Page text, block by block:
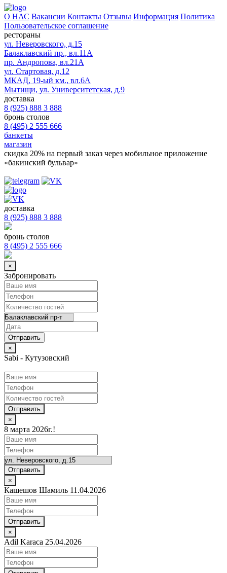
О НАС Вакансии Контакты Отзывы Информация Политика
Пользовательское соглашение
рестораны
ул. Неверовского, д.15
Балаклавский пр., вл.11А
пр. Андропова, вл.21А
ул. Стартовая, д.12
МКАД, 19-ый км., вл.6А
Мытищи, ул. Университетская, д.9
доставка
8 (925) 888 3 888
бронь столов
8 (495) 2 555 666
банкеты
магазин
скидка 20% на первый заказ через мобильное приложение
«бакинский бульвар»
доставка
8 (925) 888 3 888
бронь столов
8 (495) 2 555 666
×
Забронировать
×
Sabi - Кутузовский
Отправить
×
8 марта 2026г.!
Отправить
×
Кашешов Шамиль 11.04.2026
Отправить
×
Adil Karaca 25.04.2026